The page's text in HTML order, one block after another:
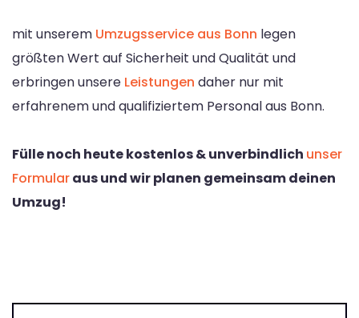
mit unserem Umzugsservice aus Bonn legen
größten Wert auf Sicherheit und Qualität und
erbringen unsere Leistungen daher nur mit
erfahrenem und qualifiziertem Personal aus Bonn.
Fülle noch heute kostenlos & unverbindlich unser
Formularaus und wir planen gemeinsam deinen
Umzug!